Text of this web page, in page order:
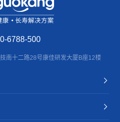
6788-500
南十二路28号康佳研发大厦B座12楼